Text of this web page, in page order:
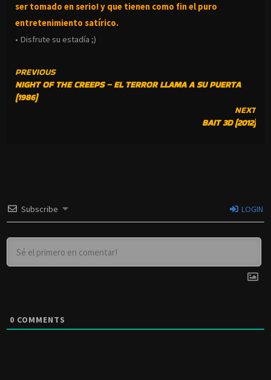
ser tomado en serio! y que tienen como fin el puro
entretenimiento satírico.
• Disfrute su estadía ;)
CONTINUE
READING
PREVIOUS
NIGHT OF THE CREEPS – EL TERROR LLAMA A SU PUERTA
(1986)
NEXT
BAIT 3D (2012)
Subscribe LOGIN
0 COMMENTS